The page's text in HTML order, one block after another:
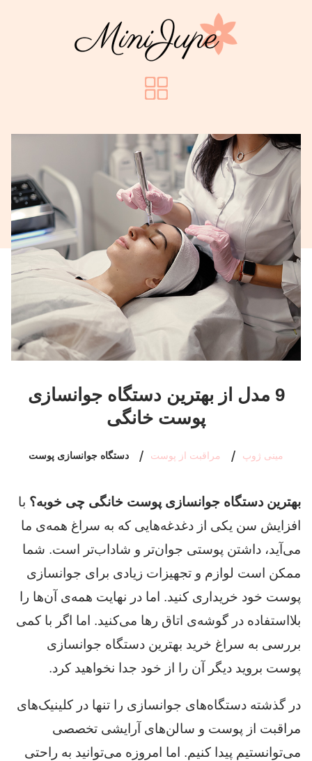
9 مدل از بهترین دستگاه جوانسازی
پوست خانگی
مینی ژوپ مراقبت از پوست دستگاه جوانسازی پوست
بهترین دستگاه جوانسازی پوست خانگی چی خوبه؟ با
افزایش سن یکی از دغدغه‌هایی که به سراغ همه‌ی ما
می‌آید، داشتن پوستی جوان‌تر و شاداب‌تر است. شما
ممکن است لوازم و تجهیزات زیادی برای جوانسازی
پوست خود خریداری کنید. اما در نهایت همه‌ی آن‌ها را
بلااستفاده در گوشه‌ی اتاق رها می‌کنید. اما اگر با کمی
بررسی به سراغ خرید بهترین دستگاه جوانسازی
پوست بروید دیگر آن را از خود جدا نخواهید کرد.
در گذشته‌ دستگاه‌های جوانسازی را تنها در کلینیک‌های
مراقبت از پوست و سالن‌های آرایشی تخصصی
می‌توانستیم پیدا کنیم. اما امروزه می‌توانید به راحتی